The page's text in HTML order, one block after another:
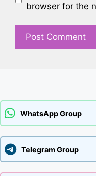
browser for the
WhatsApp Group
Telegram Group